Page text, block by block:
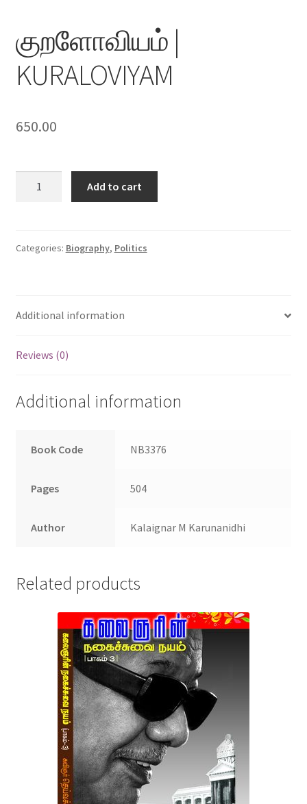
குறளோவியம் |
KURALOVIYAM
650.00
Add to cart
Categories: Biography, Politics
Additional information
Reviews (0)
Additional information
Book Code NB3376
Pages 504
Author Kalaignar M Karunanidhi
Related products